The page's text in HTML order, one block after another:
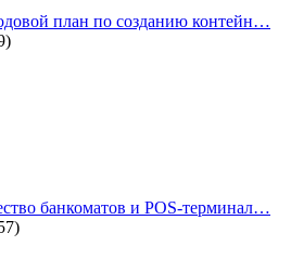
план по созданию контейн…
банкоматов и POS-терминал…